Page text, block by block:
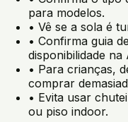
para modelos.
• Vê se a sola é
• Confirma guia
disponibilidade na
• Para crianças,
comprar
• Evita usar
ou piso indoor.